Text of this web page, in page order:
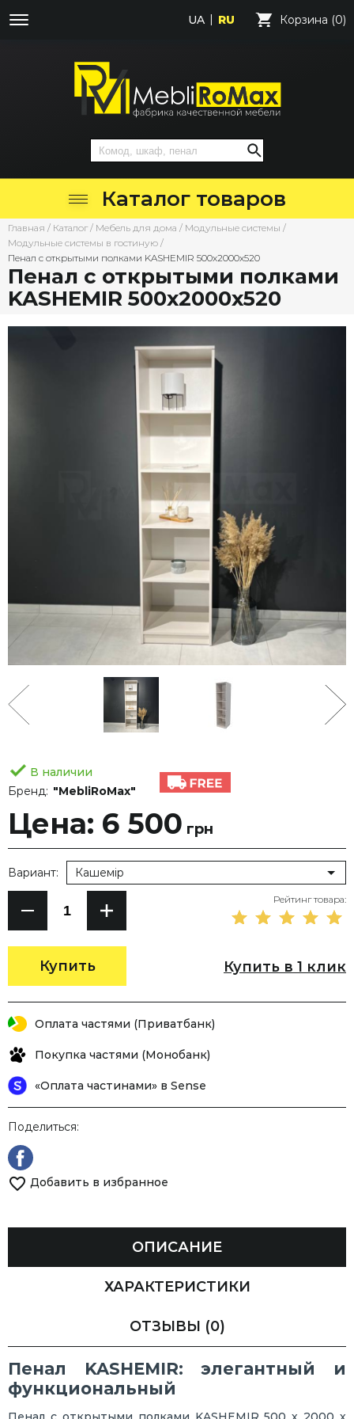
UA RU Корзина (0)
Каталог товаров
Главная / Каталог / Мебель для дома / Модульные системы /
Модульные системы в гостиную /
Пенал с открытыми полками KASHEMIR 500х2000х520
Пенал с открытыми полками
KASHEMIR 500х2000х520
В наличии
Бренд: "MebliRoMax"
Цена: 6 500 грн
Купить
Вариант: Кашемір
Рейтинг товара:
Купить в 1 клик
Оплата частями (Приватбанк)
Покупка частями (Монобанк)
«Оплата частинами» в Sense
Поделиться:
Добавить в избранное
ОПИСАНИЕ
ХАРАКТЕРИСТИКИ
ОТЗЫВЫ (0)
Пенал KASHEMIR: элегантный и
функциональный